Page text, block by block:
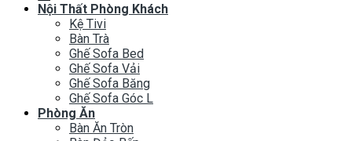
Nội Thất Phòng Khách
Kệ Tivi
Bàn Trà
Ghế Sofa Bed
Ghế Sofa Vải
Ghế Sofa Băng
Ghế Sofa Góc L
Phòng Ăn
Bàn Ăn Tròn